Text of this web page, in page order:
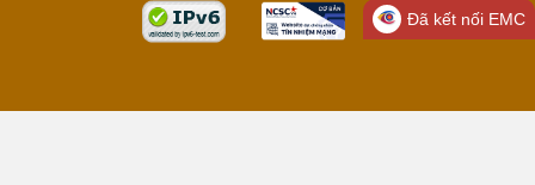
Đã kết nối EMC